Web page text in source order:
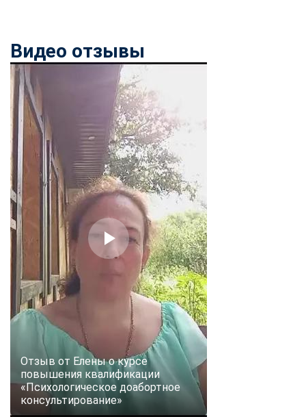
Видео отзывы
Отзыв от Елены о курсе
повышения квалификации
«Психологическое доабортное
консультирование»